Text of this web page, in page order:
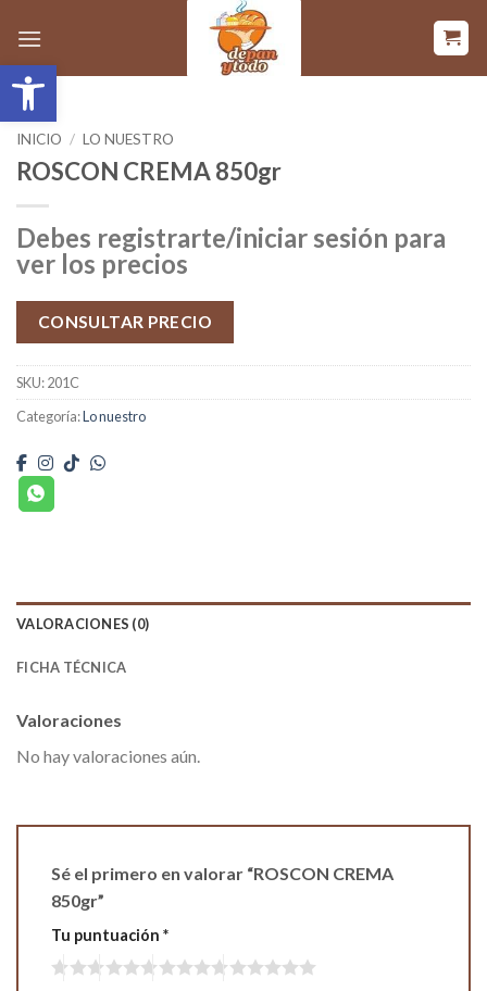
Abrir barra de herramientas
contenido
INICIO / LO NUESTRO
ROSCON CREMA 850gr
Debes registrarte/iniciar sesión para
ver los precios
CONSULTAR PRECIO
SKU:201C
Categoría:Lo nuestro
VALORACIONES (0)
FICHA TÉCNICA
Valoraciones
No hay valoraciones aún.
Sé el primero en valorar “ROSCON CREMA
850gr”
Tu puntuación *